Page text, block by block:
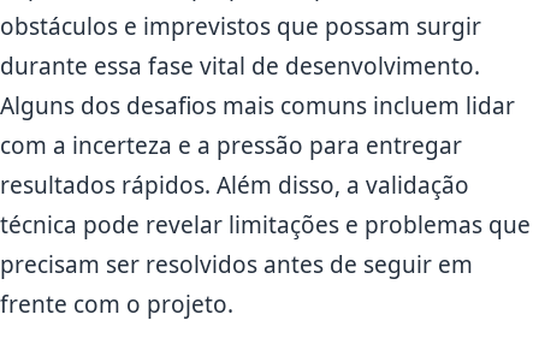
obstáculos e imprevistos que possam surgir
durante essa fase vital de desenvolvimento.
Alguns dos desafios mais comuns incluem lidar
com a incerteza e a pressão para entregar
resultados rápidos. Além disso, a validação
técnica pode revelar limitações e problemas que
precisam ser resolvidos antes de seguir em
frente com o projeto.